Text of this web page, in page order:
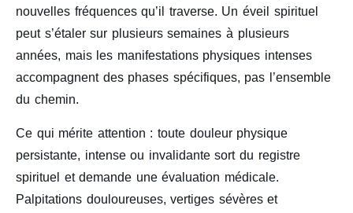
nouvelles fréquences qu’il traverse. Un éveil spirituel
peut s’étaler sur plusieurs semaines à plusieurs
années, mais les manifestations physiques intenses
accompagnent des phases spécifiques, pas l’ensemble
du chemin.
Ce qui mérite attention : toute douleur physique
persistante, intense ou invalidante sort du registre
spirituel et demande une évaluation médicale.
Palpitations douloureuses, vertiges sévères et